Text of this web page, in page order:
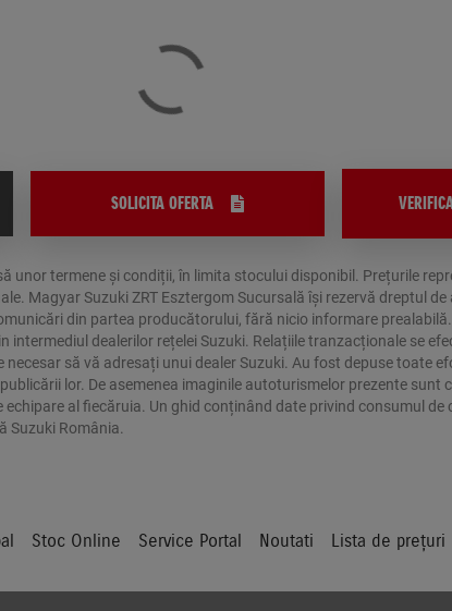
SOLICITA OFERTA
unor termene și condiții, în limita stocului disponibil. Prețurile
Magyar Suzuki ZRT Esztergom Sucursală își rezervă dreptul
din partea producătorului, fără nicio informare
dealerilor rețelei Suzuki. Relațiile tranzacționale se
să vă adresați unui dealer Suzuki. Au fost depuse toate
lor. De asemenea imaginile autoturismelor prezente sunt
al fiecăruia. Un ghid conținând date privind consumul de
România.
Stoc Online Service Portal Noutati Lista de prețuri